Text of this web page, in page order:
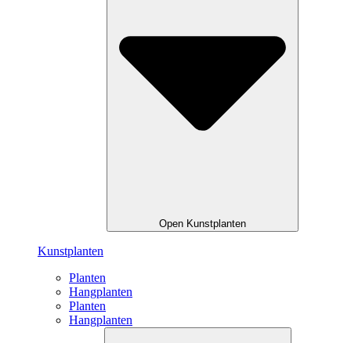
Open Kunstplanten
Kunstplanten
Planten
Hangplanten
Planten
Hangplanten